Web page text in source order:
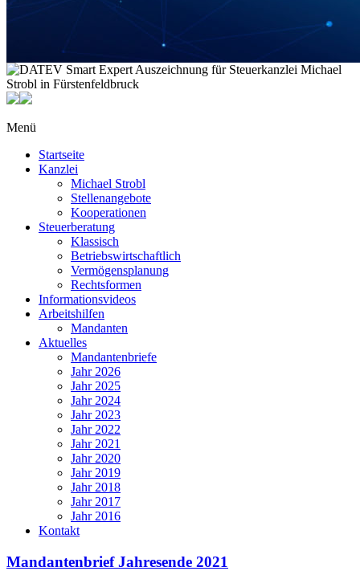
Menü
Startseite
Kanzlei
Michael Strobl
Stellenangebote
Kooperationen
Steuerberatung
Klassisch
Betriebswirtschaftlich
Vermögensplanung
Rechtsformen
Informationsvideos
Arbeitshilfen
Mandanten
Aktuelles
Mandantenbriefe
Jahr 2026
Jahr 2025
Jahr 2024
Jahr 2023
Jahr 2022
Jahr 2021
Jahr 2020
Jahr 2019
Jahr 2018
Jahr 2017
Jahr 2016
Kontakt
Mandantenbrief Jahresende 2021